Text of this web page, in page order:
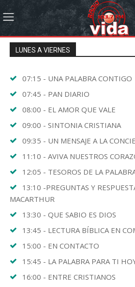
LUNES A VIERNES
07:15 - UNA PALABRA CONTIGO
07:45 - PAN DIARIO
08:00 - EL AMOR QUE VALE
09:00 - SINTONIA CRISTIANA
09:35 - UN MENSAJE A LA
11:10 - AVIVA NUESTROS
12:05 - TESOROS DE LA
13:10 -PREGUNTAS Y
MACARTHUR
13:30 - QUE SABIO ES DIOS
13:45 - LECTURA BÍBLICA EN
15:00 - EN CONTACTO
15:45 - LA PALABRA PARA TI
16:00 - ENTRE CRISTIANOS